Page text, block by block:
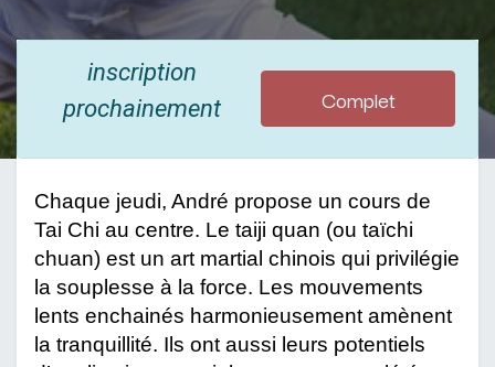
inscription
prochainement
Complet
Chaque jeudi, André propose un cours de
Tai Chi au centre. Le taiji quan (ou taïchi
chuan) est un art martial chinois qui privilégie
la souplesse à la force. Les mouvements
lents enchainés harmonieusement amènent
la tranquillité. Ils ont aussi leurs potentiels